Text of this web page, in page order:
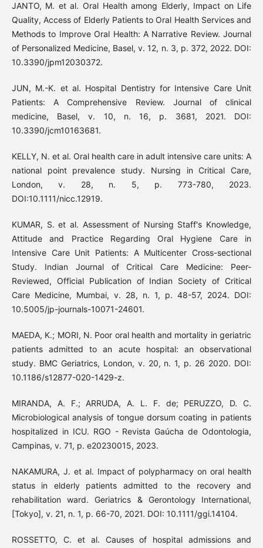
JANTO, M. et al. Oral Health among Elderly, Impact on Life
Quality, Access of Elderly Patients to Oral Health Services and
Methods to Improve Oral Health: A Narrative Review. Journal
of Personalized Medicine, Basel, v. 12, n. 3, p. 372, 2022. DOI:
10.3390/jpm12030372.
JUN, M.-K. et al. Hospital Dentistry for Intensive Care Unit
Patients: A Comprehensive Review. Journal of clinical
medicine, Basel, v. 10, n. 16, p. 3681, 2021. DOI:
10.3390/jcm10163681.
KELLY, N. et al. Oral health care in adult intensive care units: A
national point prevalence study. Nursing in Critical Care,
London, v. 28, n. 5, p. 773-780, 2023.
DOI:10.1111/nicc.12919.
KUMAR, S. et al. Assessment of Nursing Staff's Knowledge,
Attitude and Practice Regarding Oral Hygiene Care in
Intensive Care Unit Patients: A Multicenter Cross-sectional
Study. Indian Journal of Critical Care Medicine: Peer-
Reviewed, Official Publication of Indian Society of Critical
Care Medicine, Mumbai, v. 28, n. 1, p. 48-57, 2024. DOI:
10.5005/jp-journals-10071-24601.
MAEDA, K.; MORI, N. Poor oral health and mortality in geriatric
patients admitted to an acute hospital: an observational
study. BMC Geriatrics, London, v. 20, n. 1, p. 26 2020. DOI:
10.1186/s12877-020-1429-z.
MIRANDA, A. F.; ARRUDA, A. L. F. de; PERUZZO, D. C.
Microbiological analysis of tongue dorsum coating in patients
hospitalized in ICU. RGO - Revista Gaúcha de Odontologia,
Campinas, v. 71, p. e20230015, 2023.
NAKAMURA, J. et al. Impact of polypharmacy on oral health
status in elderly patients admitted to the recovery and
rehabilitation ward. Geriatrics & Gerontology International,
[Tokyo], v. 21, n. 1, p. 66-70, 2021. DOI: 10.1111/ggi.14104.
ROSSETTO, C. et al. Causes of hospital admissions and